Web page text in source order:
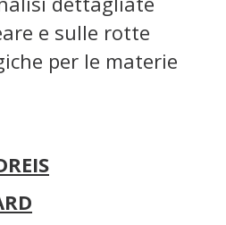
e sulle rotte
per le materie